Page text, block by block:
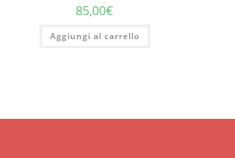
85,00€
Aggiungi al carrello